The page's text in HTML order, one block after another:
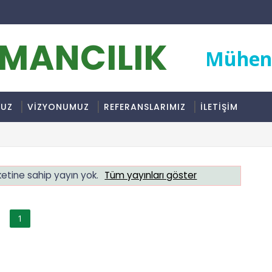
VİZYONUMUZ REFERANSLARIMIZ İLETİŞİM
sahip yayın yok. Tüm yayınları göster
1